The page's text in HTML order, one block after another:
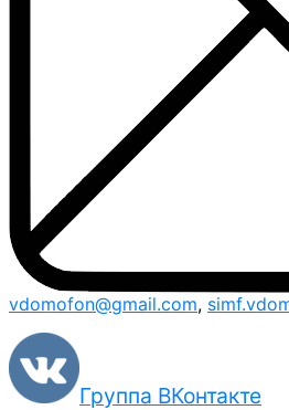
vdomofon@gmail.com,
Группа ВКонтакте